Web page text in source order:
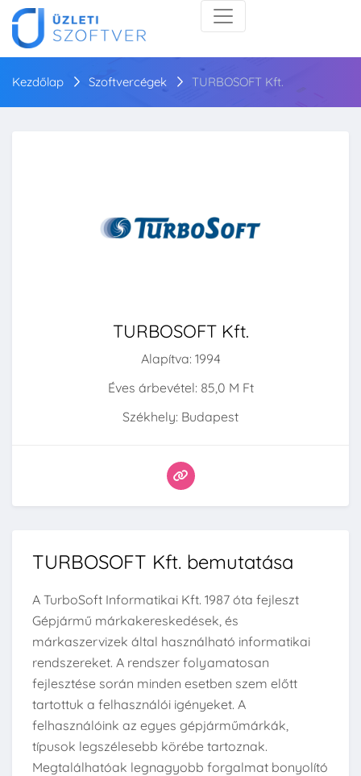
Kezdőlap Szoftvercégek TURBOSOFT Kft.
TURBOSOFT Kft.
Alapítva: 1994
Éves árbevétel: 85,0 M Ft
Székhely: Budapest
TURBOSOFT Kft. bemutatása
A TurboSoft Informatikai Kft. 1987 óta fejleszt
Gépjármű márkakereskedések, és
márkaszervizek által használható informatikai
rendszereket. A rendszer folyamatosan
fejlesztése során minden esetben szem előtt
tartottuk a felhasználói igényeket. A
felhasználóink az egyes gépjárműmárkák,
típusok legszélesebb körébe tartoznak.
Megtalálhatóak legnagyobb forgalmat bonyolító